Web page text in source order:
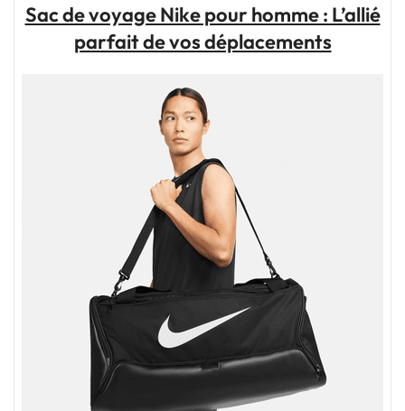
Eastpak
:
Sac de voyage Nike pour homme : L’allié
parfait de vos déplacements